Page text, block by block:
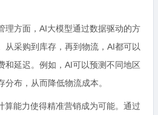
理方面，AI大模型通过数据驱动的方
从采购到库存，再到物流，AI都可以
和延迟。例如，AI可以预测不同地区
布，从而降低物流成本。
算能力使得精准营销成为可能。通过